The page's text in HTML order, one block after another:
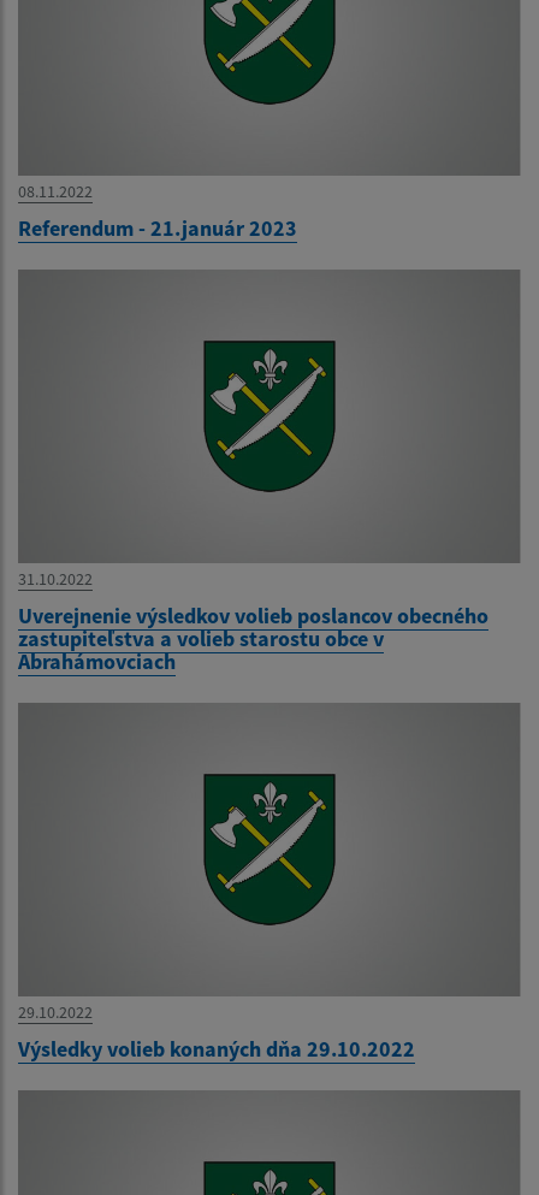
08.11.2022
Referendum - 21.január 2023
31.10.2022
Uverejnenie výsledkov volieb poslancov obecného
zastupiteľstva a volieb starostu obce v
Abrahámovciach
29.10.2022
Výsledky volieb konaných dňa 29.10.2022